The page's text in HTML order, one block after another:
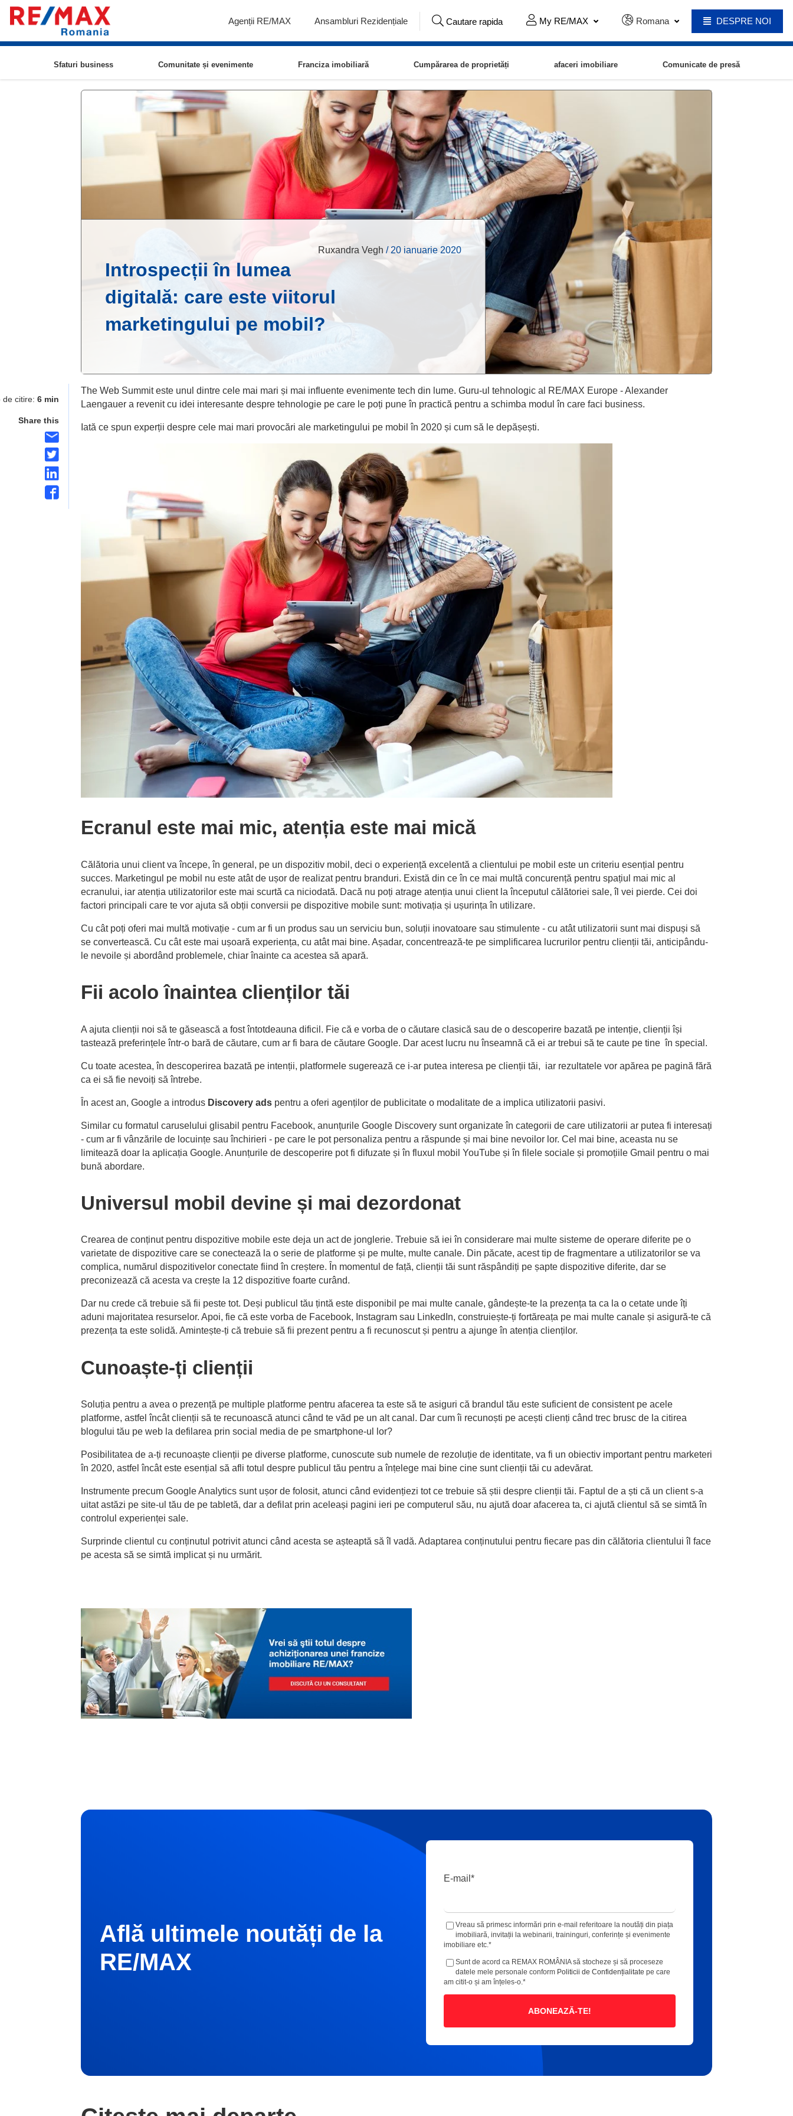
Agenții RE/MAX Ansambluri Rezidențiale Cautare rapida My RE/MAX Romana DESPRE NOI
Sfaturi business Comunitate și evenimente Franciza imobiliară Cumpărarea de proprietăți afaceri imobiliare Comunicate de presă
Ruxandra Vegh / 20 ianuarie 2020
Introspecții în lumea
digitală: care este viitorul
marketingului pe mobil?
de citire: 6 min
Share this
The Web Summit este unul dintre cele mai mari și mai influente evenimente tech din lume. Guru-ul tehnologic al RE/MAX Europe - Alexander
Laengauer a revenit cu idei interesante despre tehnologie pe care le poți pune în practică pentru a schimba modul în care faci business.
Iată ce spun experții despre cele mai mari provocări ale marketingului pe mobil în 2020 și cum să le depășești.
Ecranul este mai mic, atenția este mai mică
Călătoria unui client va începe, în general, pe un dispozitiv mobil, deci o experiență excelentă a clientului pe mobil este un criteriu esențial pentru
succes. Marketingul pe mobil nu este atât de ușor de realizat pentru branduri. Există din ce în ce mai multă concurență pentru spațiul mai mic al
ecranului, iar atenția utilizatorilor este mai scurtă ca niciodată. Dacă nu poți atrage atenția unui client la începutul călătoriei sale, îl vei pierde. Cei doi
factori principali care te vor ajuta să obții conversii pe dispozitive mobile sunt: motivația și ușurința în utilizare.
Cu cât poți oferi mai multă motivație - cum ar fi un produs sau un serviciu bun, soluții inovatoare sau stimulente - cu atât utilizatorii sunt mai dispuși să
se convertească. Cu cât este mai ușoară experiența, cu atât mai bine. Așadar, concentrează-te pe simplificarea lucrurilor pentru clienții tăi, anticipându-
le nevoile și abordând problemele, chiar înainte ca acestea să apară.
Fii acolo înaintea clienților tăi
A ajuta clienții noi să te găsească a fost întotdeauna dificil. Fie că e vorba de o căutare clasică sau de o descoperire bazată pe intenție, clienții își
tastează preferințele într-o bară de căutare, cum ar fi bara de căutare Google. Dar acest lucru nu înseamnă că ei ar trebui să te caute pe tine în special.
Cu toate acestea, în descoperirea bazată pe intenții, platformele sugerează ce i-ar putea interesa pe clienții tăi, iar rezultatele vor apărea pe pagină fără
ca ei să fie nevoiți să întrebe.
În acest an, Google a introdus Discovery ads pentru a oferi agenților de publicitate o modalitate de a implica utilizatorii pasivi.
Similar cu formatul caruselului glisabil pentru Facebook, anunțurile Google Discovery sunt organizate în categorii de care utilizatorii ar putea fi interesați
- cum ar fi vânzările de locuințe sau închirieri - pe care le pot personaliza pentru a răspunde și mai bine nevoilor lor. Cel mai bine, aceasta nu se
limitează doar la aplicația Google. Anunțurile de descoperire pot fi difuzate și în fluxul mobil YouTube și în filele sociale și promoțiile Gmail pentru o mai
bună abordare.
Universul mobil devine și mai dezordonat
Crearea de conținut pentru dispozitive mobile este deja un act de jonglerie. Trebuie să iei în considerare mai multe sisteme de operare diferite pe o
varietate de dispozitive care se conectează la o serie de platforme și pe multe, multe canale. Din păcate, acest tip de fragmentare a utilizatorilor se va
complica, numărul dispozitivelor conectate fiind în creștere. În momentul de față, clienții tăi sunt răspândiți pe șapte dispozitive diferite, dar se
preconizează că acesta va crește la 12 dispozitive foarte curând.
Dar nu crede că trebuie să fii peste tot. Deși publicul tău țintă este disponibil pe mai multe canale, gândește-te la prezența ta ca la o cetate unde îți
aduni majoritatea resurselor. Apoi, fie că este vorba de Facebook, Instagram sau LinkedIn, construiește-ți fortăreața pe mai multe canale și asigură-te că
prezența ta este solidă. Amintește-ți că trebuie să fii prezent pentru a fi recunoscut și pentru a ajunge în atenția clienților.
Cunoaște-ți clienții
Soluția pentru a avea o prezență pe multiple platforme pentru afacerea ta este să te asiguri că brandul tău este suficient de consistent pe acele
platforme, astfel încât clienții să te recunoască atunci când te văd pe un alt canal. Dar cum îi recunoști pe acești clienți când trec brusc de la citirea
blogului tău pe web la defilarea prin social media de pe smartphone-ul lor?
Posibilitatea de a-ți recunoaște clienții pe diverse platforme, cunoscute sub numele de rezoluție de identitate, va fi un obiectiv important pentru marketeri
în 2020, astfel încât este esențial să afli totul despre publicul tău pentru a înțelege mai bine cine sunt clienții tăi cu adevărat.
Instrumente precum Google Analytics sunt ușor de folosit, atunci când evidențiezi tot ce trebuie să știi despre clienții tăi. Faptul de a ști că un client s-a
uitat astăzi pe site-ul tău de pe tabletă, dar a defilat prin aceleași pagini ieri pe computerul său, nu ajută doar afacerea ta, ci ajută clientul să se simtă în
controlul experienței sale.
Surprinde clientul cu conținutul potrivit atunci când acesta se așteaptă să îl vadă. Adaptarea conținutului pentru fiecare pas din călătoria clientului îl face
pe acesta să se simtă implicat și nu urmărit.
Află ultimele noutăți de la
RE/MAX
E-mail*
Vreau să primesc informări prin e-mail referitoare la noutăți din piața
imobiliară, invitații la webinarii, traininguri, conferințe și evenimente
imobiliare etc.*
Sunt de acord ca REMAX ROMÂNIA să stocheze și să proceseze
datele mele personale conform Politicii de Confidențialitate pe care
am citit-o și am înțeles-o.*